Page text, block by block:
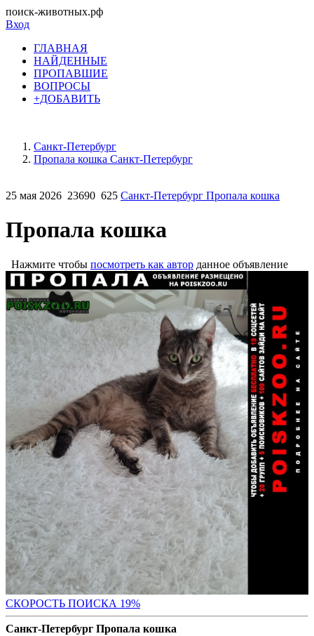
поиск-животных.рф
Вход
ГЛАВНАЯ
НАЙДЕННЫЕ
ПРОПАВШИЕ
ВОПРОСЫ
+ДОБАВИТЬ
Санкт-Петербург
Пропала кошка Санкт-Петербург
25 мая 2026 23690 625 Санкт-Петербург Пропала кошка
Пропала кошка
Нажмите чтобы посмотреть как автор данное объявление
СКОРОСТЬ ПОИСКА 19%
Санкт-Петербург Пропала кошка